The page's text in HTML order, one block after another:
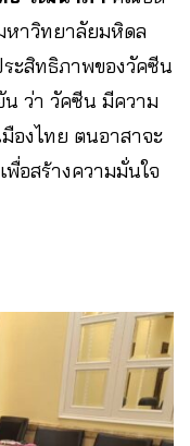
าวิทยาลัยมหิดล
ะสิทธิภาพของวัคซีน
ว่า วัคซีน มีความ
องไทย ตนอาสาจะ
อสร้างความมั่นใจ